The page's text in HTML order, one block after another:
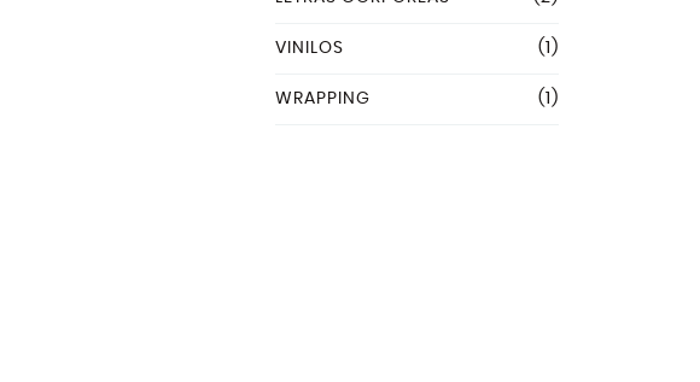
VINILOS (1)
WRAPPING (1)